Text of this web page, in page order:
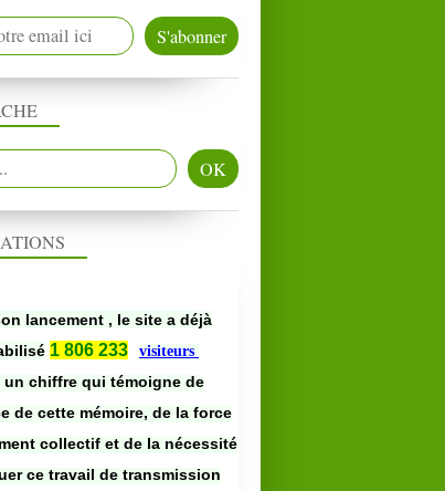
lancement , le site a déjà
1 806 233
visiteurs
un chiffre qui témoigne de
de cette mémoire, de la force
collectif et de la nécessité
ce travail de transmission